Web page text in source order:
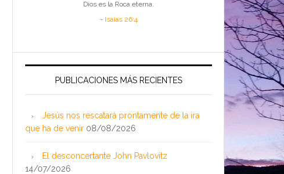
Dios es la Roca eterna.
- Isaías 26:4
PUBLICACIONES MÁS RECIENTES
Jesús nos rescatará prontamente de la ira
que ha de venir 08/08/2026
El desconcertante John Pavlovitz
14/07/2026